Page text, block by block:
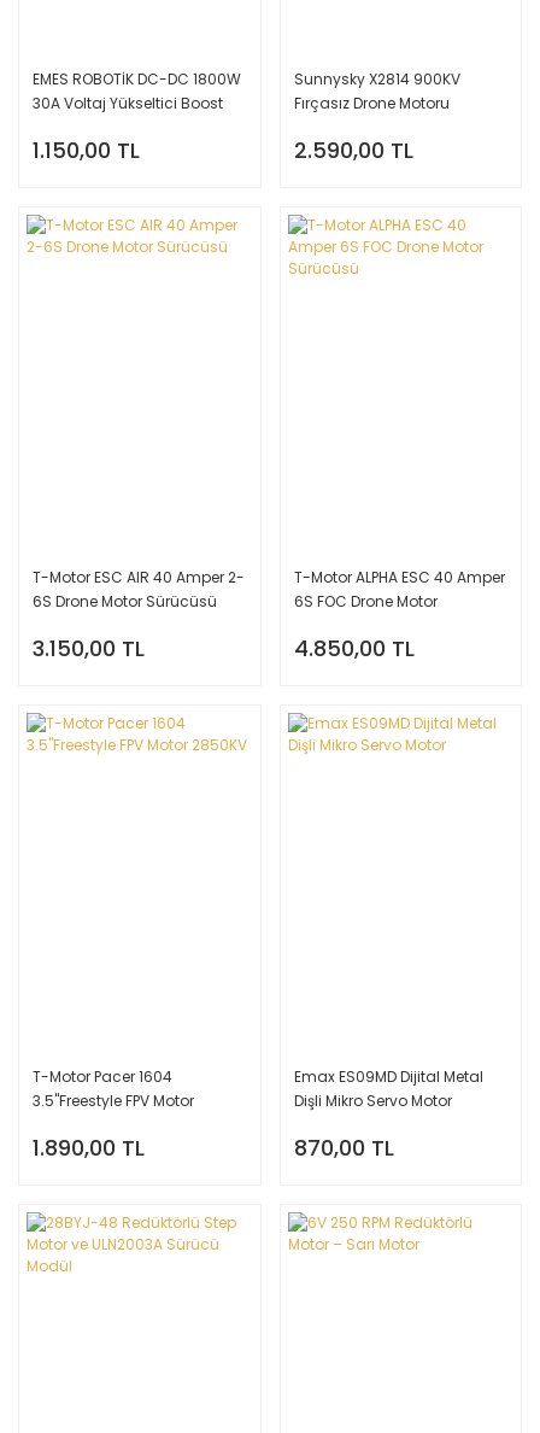
EMES ROBOTİK DC-DC 1800W
30A Voltaj Yükseltici Boost
1.150,00 TL
Sunnysky X2814 900KV
Fırçasız Drone Motoru
2.590,00 TL
T-Motor ESC AIR 40 Amper 2-
6S Drone Motor Sürücüsü
3.150,00 TL
T-Motor ALPHA ESC 40 Amper
6S FOC Drone Motor
4.850,00 TL
T-Motor Pacer 1604
3.5''Freestyle FPV Motor
1.890,00 TL
Emax ES09MD Dijital Metal
Dişli Mikro Servo Motor
870,00 TL